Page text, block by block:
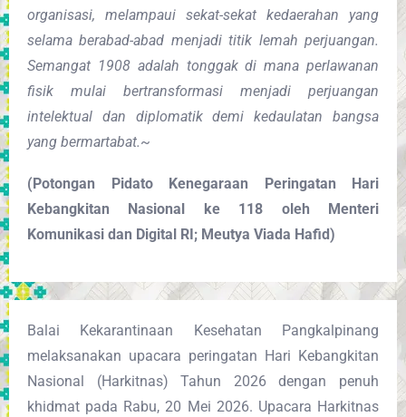
organisasi, melampaui sekat-sekat kedaerahan yang
selama berabad-abad menjadi titik lemah perjuangan.
Semangat 1908 adalah tonggak di mana perlawanan
fisik mulai bertransformasi menjadi perjuangan
intelektual dan diplomatik demi kedaulatan bangsa
yang bermartabat.~
(Potongan Pidato Kenegaraan Peringatan Hari
Kebangkitan Nasional ke 118 oleh Menteri
Komunikasi dan Digital RI; Meutya Viada Hafid)
Balai Kekarantinaan Kesehatan Pangkalpinang
melaksanakan upacara peringatan Hari Kebangkitan
Nasional (Harkitnas) Tahun 2026 dengan penuh
khidmat pada Rabu, 20 Mei 2026. Upacara Harkitnas